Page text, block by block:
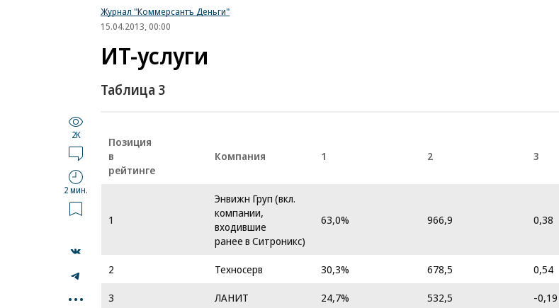
Журнал "Коммерсантъ Деньги"
15.04.2013, 00:00
ИТ-услуги
Таблица 3
2K
2 мин.
...
Позиция
в
рейтинге
Компания 1 2 3
1
Энвижн Груп (вкл.
компании,
входившие
ранее в Ситроникс)
63,0% 966,9 0,38
2 Техносерв 30,3% 678,5 0,54
3
ЛАНИТ 24,7% 532,5 -0,19